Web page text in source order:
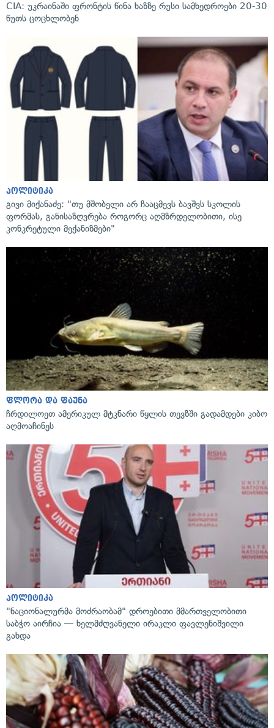
CIA: უკრაინაში ფრონტის წინა ხაზზე რუსი სამხედროები 20-30
წუთს ცოცხლობენ
პოლიტიკა
გივი მიქანაძე: "თუ მშობელი არ ჩააცმევს ბავშვს სკოლის
ფორმას, განისაზღვრება როგორც აღმზრდელობითი, ისე
კონკრეტული მექანიზმები"
ფლორა და ფაუნა
ჩრდილოეთ ამერიკულ მტკნარი წყლის თევზში გადამდები კიბო
აღმოაჩინეს
პოლიტიკა
"ნაციონალურმა მოძრაობამ" დროებითი მმართველობითი
საბჭო აირჩია — ხელმძღვანელი ირაკლი ფავლენიშვილი
გახდა